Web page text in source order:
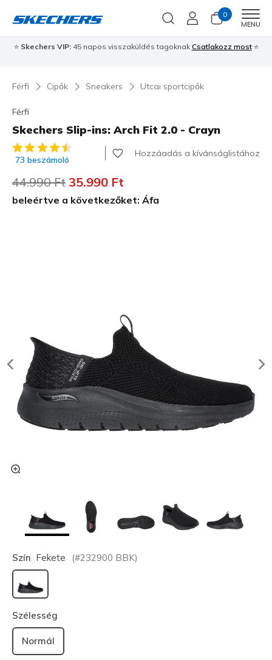
0
MENU
⭐ Skechers VIP:45 napos visszaküldés tagoknak Csatlakozz most⭐
Férfi Cipők Sneakers Utcai sportcipők
Férfi
Skechers Slip-ins: Arch Fit 2.0 - Crayn
3,7 az 5-ből ügyfélértékelés
73 beszámoló
Hozzáadás a kívánságlistához
Az ár a következőhöz képest csökkent:
44.990 Ft címzett:
35.990 Ft
beleértve a következőket: Áfa
Szín Fekete (#232900 BBK)
kiválasztva
Szélesség
Normál